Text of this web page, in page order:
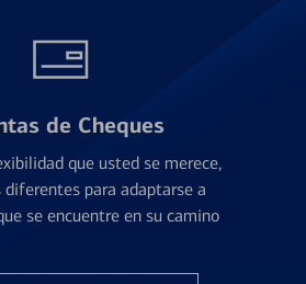
de Cheques
que usted se merece,
diferentes para adaptarse a
se encuentre en su camino